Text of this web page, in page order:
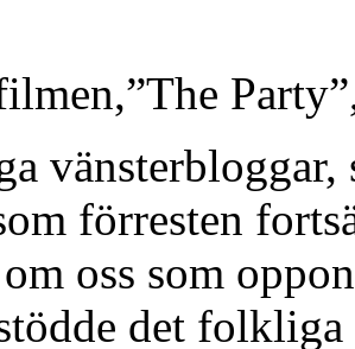
förresten
oss som
det